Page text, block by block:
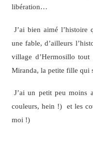
libération…
J’ai bien aimé
une fable, d’ailleurs
village d’Hermosillo
Miranda, la petite fille qui
J’ai un petit peu moins
couleurs, hein !) et les
moi !)